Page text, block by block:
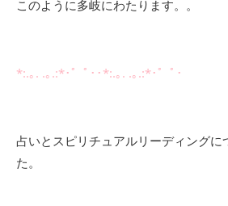
このように多岐にわたります。。
*:.｡. .｡.:*･゜ﾟ･･*:.｡. .｡.:*･゜ﾟ･
占いとスピリチュアルリーディングに
た。